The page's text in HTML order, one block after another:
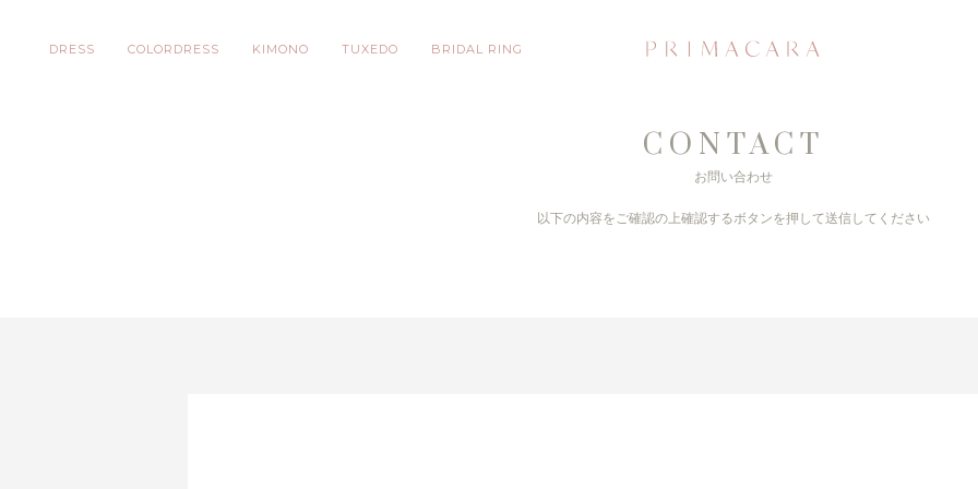
DRESS COLORDRESS KIMONO TUXEDO BRIDAL RING
CONTACT
お問い合わせ
以下の内容をご確認の上確認するボタンを押して送信してください